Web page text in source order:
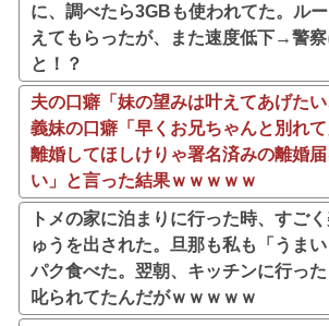
に、調べたら3GBも使われてた。ル
えてもらったが、また速度低下→警
と！？
夫の口癖「妹の望みは叶えてあげたい
義妹の口癖「早くお兄ちゃんと別れ
離婚してほしけりゃ署名済みの離婚
い」と言った結果ｗｗｗｗｗ
トメの家に泊まりに行った時、すご
ゅうを出された。旦那も私も「うま
パク食べた。翌朝、キッチンに行っ
叱られてたんだがｗｗｗｗｗ